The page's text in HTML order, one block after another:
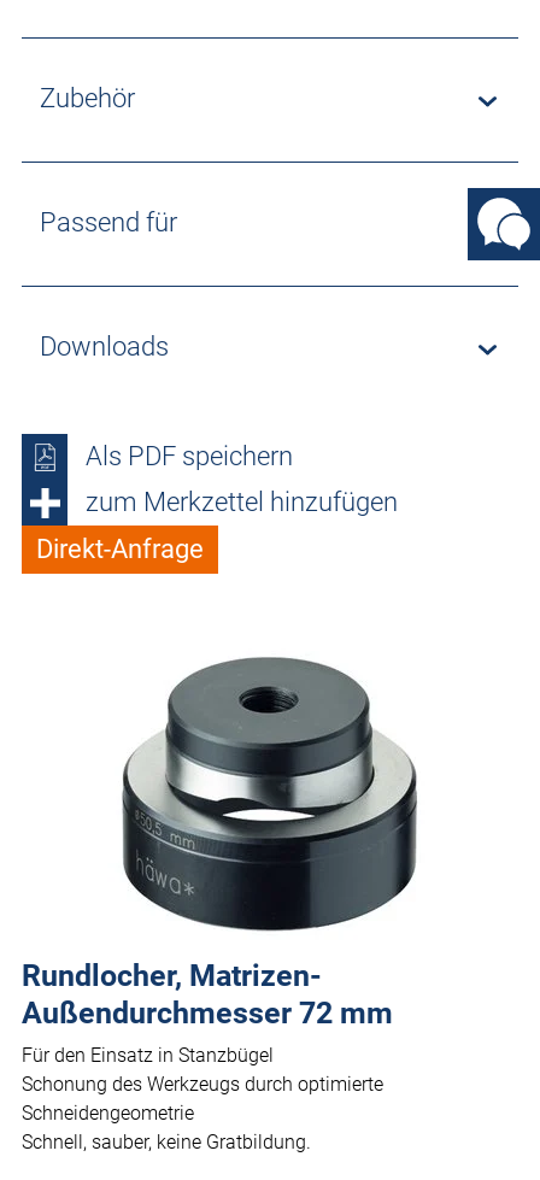
Zubehör
Passend für
Downloads
Als PDF speichern
zum Merkzettel hinzufügen
Direkt-Anfrage
Rundlocher, Matrizen-
Außendurchmesser 72 mm
Für den Einsatz in Stanzbügel
Schonung des Werkzeugs durch optimierte
Schneidengeometrie
Schnell, sauber, keine Gratbildung.